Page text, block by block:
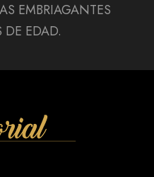
EMBRIAGANTES
DE EDAD.